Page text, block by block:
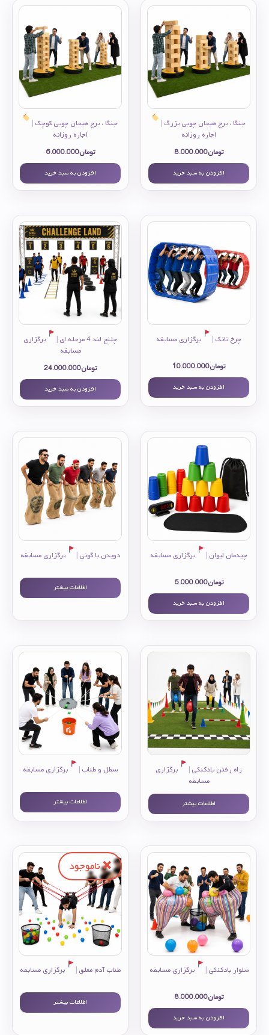
جنگا ، برج هیجان چوبی بزرگ |
اجاره روزانه
تومان8.000.000
افزودن به سبد خرید
جنگا ، برج هیجان چوبی کوچک |
اجاره روزانه
تومان6.000.000
افزودن به سبد خرید
چرخ تانک | برگزاری مسابقه
تومان10.000.000
افزودن به سبد خرید
چلنج لند 4 مرحله ای |
برگزاری
مسابقه
تومان24.000.000
افزودن به سبد خرید
چیدمان لیوان | برگزاری مسابقه
تومان5.000.000
افزودن به سبد خرید
دویدن با گونی | برگزاری مسابقه
اطلاعات بیشتر
راه رفتن بادکنکی |
برگزاری
مسابقه
اطلاعات بیشتر
سطل و طناب | برگزاری مسابقه
اطلاعات بیشتر
شلوار بادکنکی | برگزاری مسابقه
تومان8.000.000
افزودن به سبد خرید
طناب آدم معلق | برگزاری مسابقه
اطلاعات بیشتر